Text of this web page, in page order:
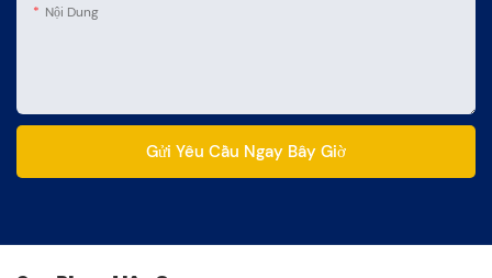
Nội Dung
Gửi Yêu Cầu Ngay Bây Giờ